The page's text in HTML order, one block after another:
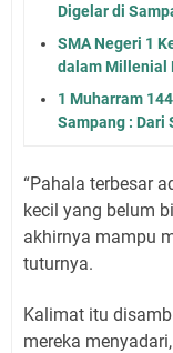
Digelar di
SMA Negeri 1
dalam Millenial
1 Muharram
Sampang : Dari
“Pahala terbesar
kecil yang belum
akhirnya mampu
tuturnya.
Kalimat itu
mereka